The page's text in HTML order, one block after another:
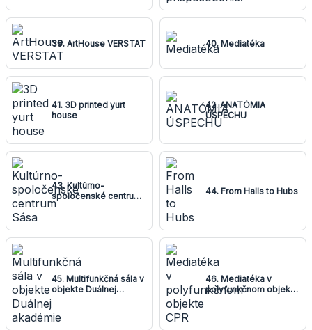
39. ArtHouse VERSTAT 40. Mediatéka
41. 3D printed yurt
house
42. ANATÓMIA
ÚSPECHU
43. Kultúrno-
spoločenské centrum
Sása
44. From Halls to Hubs
45. Multifunkčná sála v
objekte Duálnej
46. Mediatéka v
polyfunkčnom objekte